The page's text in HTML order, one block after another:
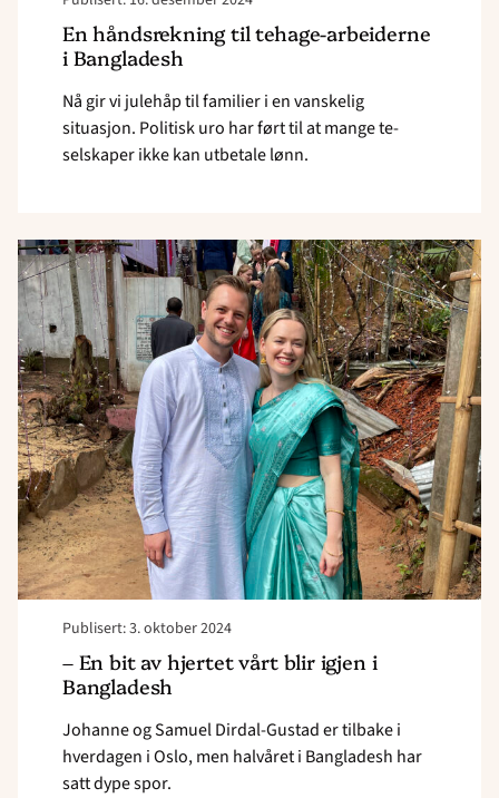
En håndsrekning til tehage-arbeiderne
i Bangladesh
Nå gir vi julehåp til familier i en vanskelig
situasjon. Politisk uro har ført til at mange te-
selskaper ikke kan utbetale lønn.
Publisert: 3. oktober 2024
– En bit av hjertet vårt blir igjen i
Bangladesh
Johanne og Samuel Dirdal-Gustad er tilbake i
hverdagen i Oslo, men halvåret i Bangladesh har
satt dype spor.
Read
article
"–
En
bit
av
hjertet
vårt
blir
igjen
i
Bangladesh"